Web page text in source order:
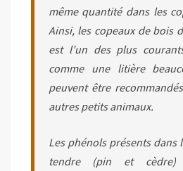
même quantité dans les
Ainsi, les copeaux de bois
est l’un des plus
comme une litière
peuvent être
autres petits animaux.
Les phénols présents dans
tendre (pin et cèdre)